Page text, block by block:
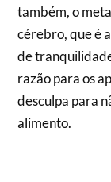
também, o
cérebro, que é
de
razão para os
desculpa para
alimento.